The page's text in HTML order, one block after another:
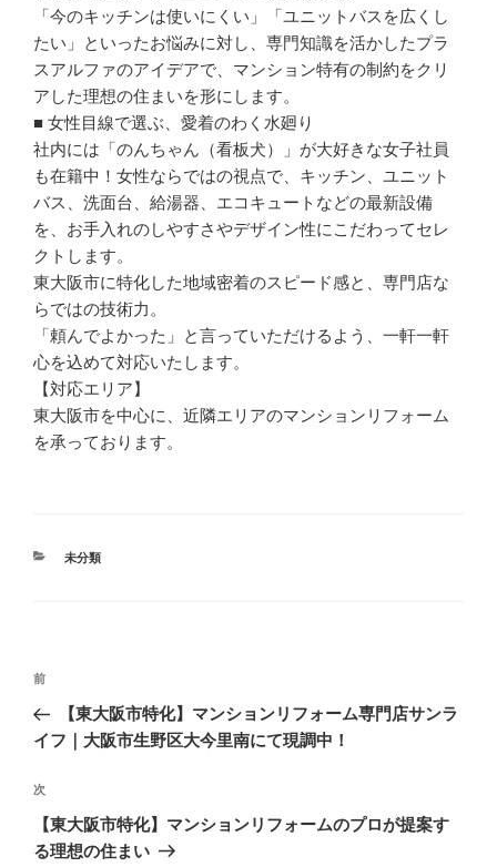
「今のキッチンは使いにくい」「ユニットバスを広くし
たい」といったお悩みに対し、専門知識を活かしたプラ
スアルファのアイデアで、マンション特有の制約をクリ
アした理想の住まいを形にします。
■ 女性目線で選ぶ、愛着のわく水廻り
社内には「のんちゃん（看板犬）」が大好きな女子社員
も在籍中！女性ならではの視点で、キッチン、ユニット
バス、洗面台、給湯器、エコキュートなどの最新設備
を、お手入れのしやすさやデザイン性にこだわってセレ
クトします。
東大阪市に特化した地域密着のスピード感と、専門店な
らではの技術力。
「頼んでよかった」と言っていただけるよう、一軒一軒
心を込めて対応いたします。
【対応エリア】
東大阪市を中心に、近隣エリアのマンションリフォーム
を承っております。
カ
未分類
投
ナ
ゲ
ー
シ
過
去
の
稿
前
【東大阪市特化】マンションリフォーム専門店サンラ
イフ｜大阪市生野区大今里南にて現調中！
次
の
投
次
【東大阪市特化】マンションリフォームのプロが提案す
る理想の住まい